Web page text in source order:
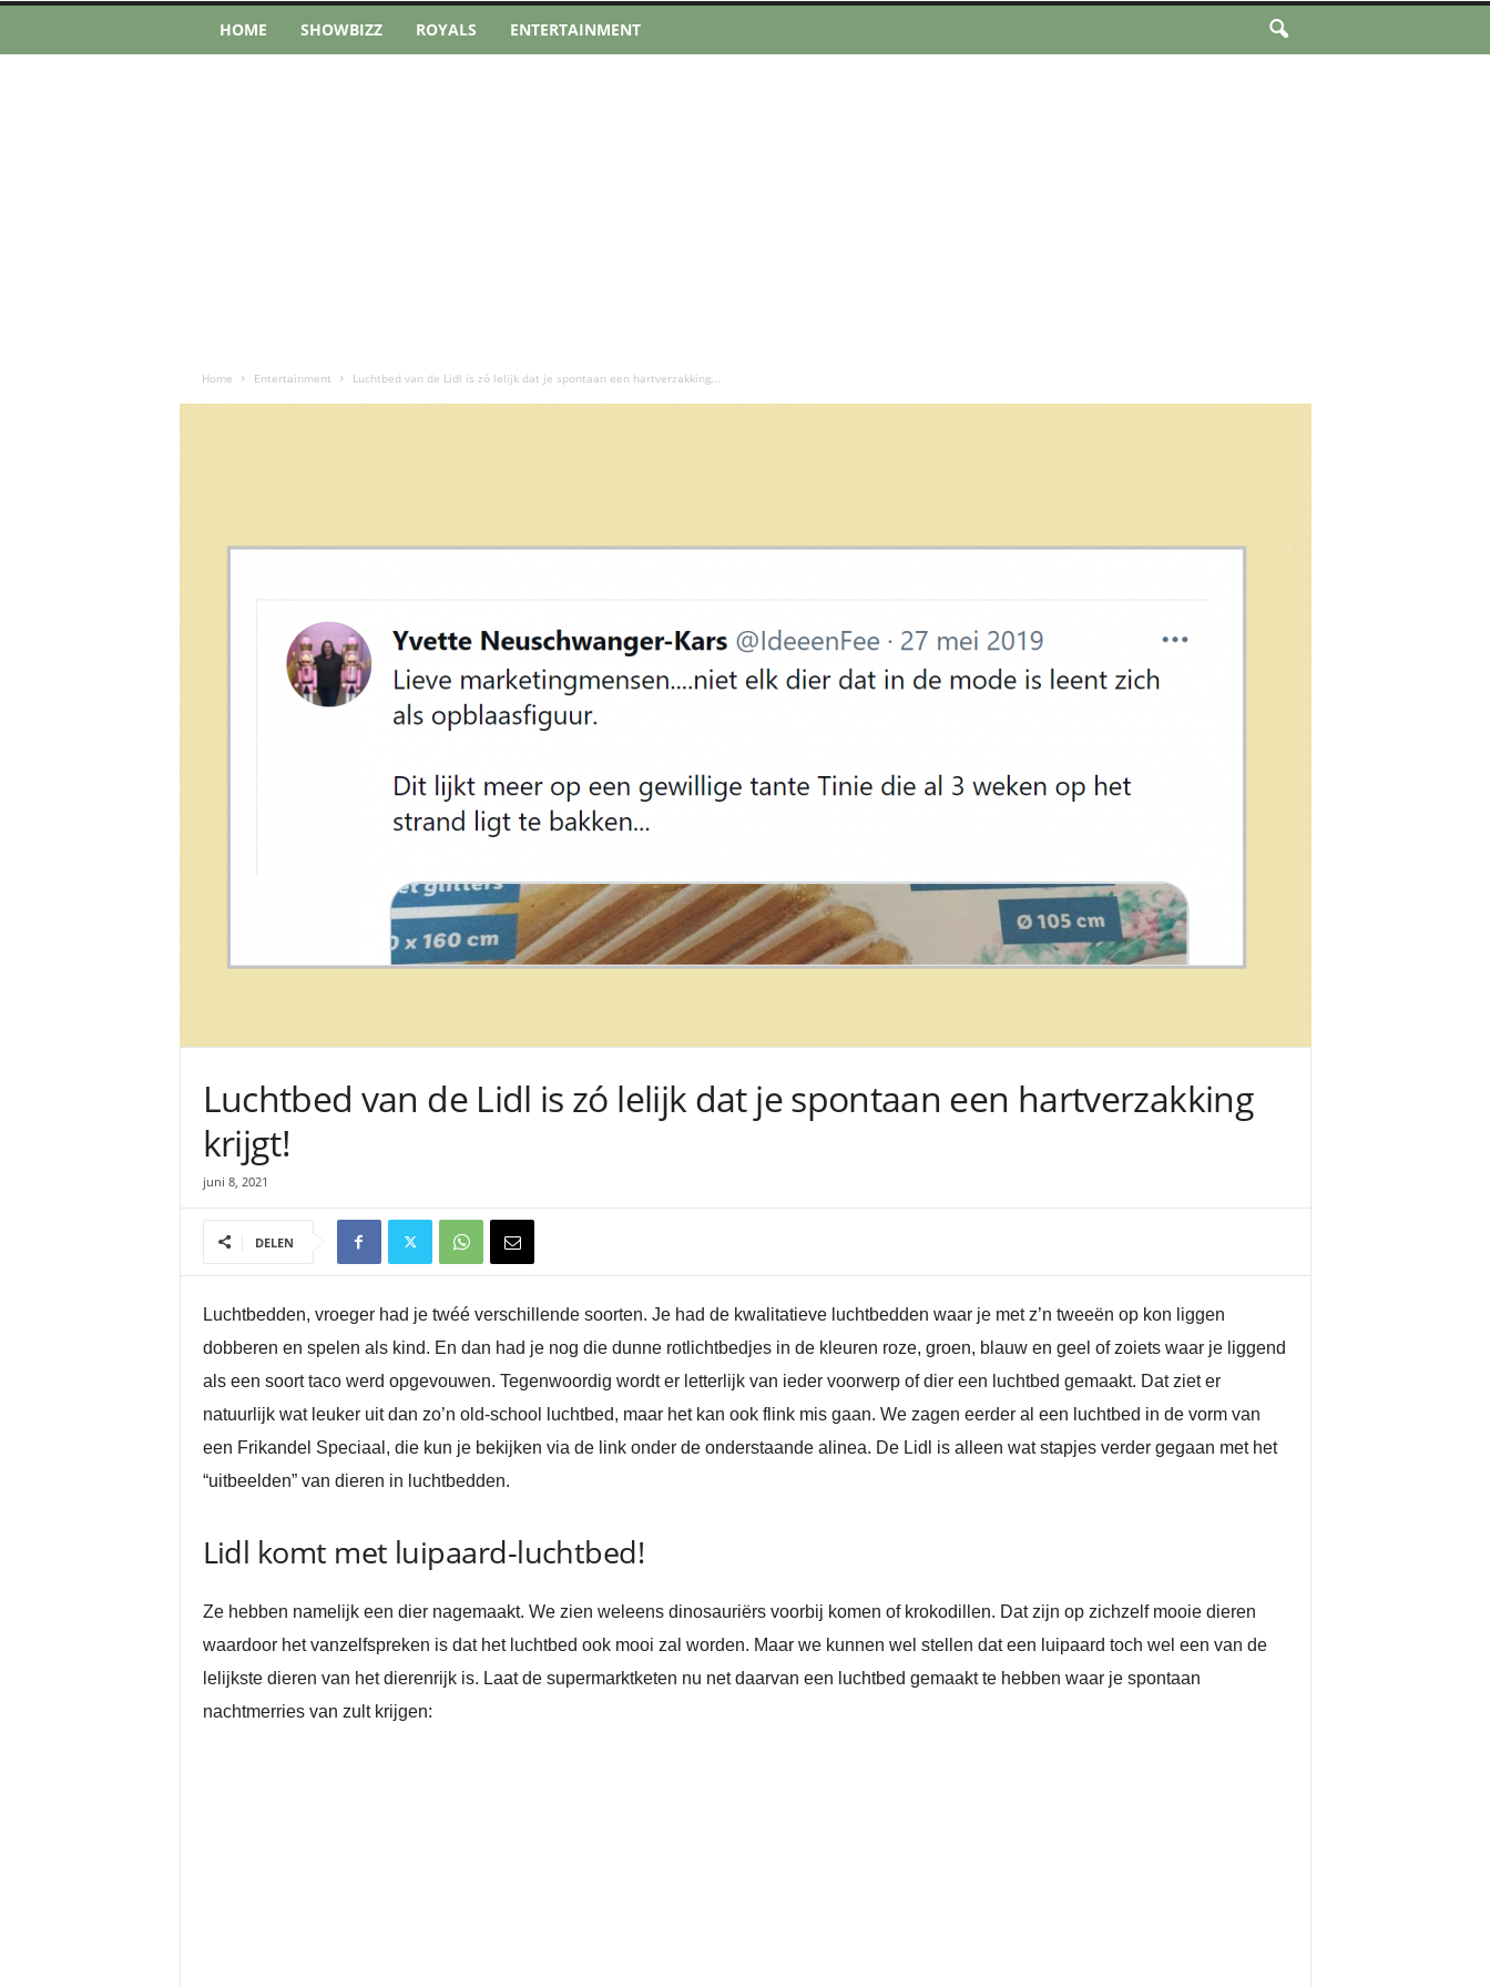
HOME SHOWBIZZ ROYALS ENTERTAINMENT
Home Entertainment Luchtbed van de Lidl is zó lelijk dat je spontaan een hartverzakking...
Luchtbed van de Lidl is zó lelijk dat je spontaan een hartverzakking
krijgt!
juni 8, 2021
DELEN
Luchtbedden, vroeger had je twéé verschillende soorten. Je had de kwalitatieve luchtbedden waar je met z’n tweeën op kon liggen
dobberen en spelen als kind. En dan had je nog die dunne rotlichtbedjes in de kleuren roze, groen, blauw en geel of zoiets waar je liggend
als een soort taco werd opgevouwen. Tegenwoordig wordt er letterlijk van ieder voorwerp of dier een luchtbed gemaakt. Dat ziet er
natuurlijk wat leuker uit dan zo’n old-school luchtbed, maar het kan ook flink mis gaan. We zagen eerder al een luchtbed in de vorm van
een Frikandel Speciaal, die kun je bekijken via de link onder de onderstaande alinea. De Lidl is alleen wat stapjes verder gegaan met het
“uitbeelden” van dieren in luchtbedden.
Lidl komt met luipaard-luchtbed!
Ze hebben namelijk een dier nagemaakt. We zien weleens dinosauriërs voorbij komen of krokodillen. Dat zijn op zichzelf mooie dieren
waardoor het vanzelfspreken is dat het luchtbed ook mooi zal worden. Maar we kunnen wel stellen dat een luipaard toch wel een van de
lelijkste dieren van het dierenrijk is. Laat de supermarktketen nu net daarvan een luchtbed gemaakt te hebben waar je spontaan
nachtmerries van zult krijgen: